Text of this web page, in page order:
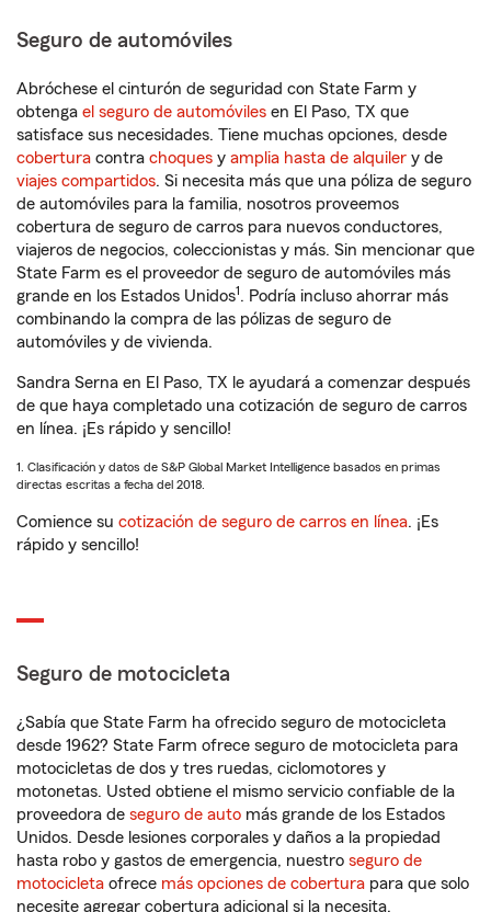
Seguro de automóviles
Abróchese el cinturón de seguridad con State Farm y
obtenga el seguro de automóviles en El Paso, TX que
satisface sus necesidades. Tiene muchas opciones, desde
cobertura contra choques y amplia hasta de alquiler y de
viajes compartidos. Si necesita más que una póliza de seguro
de automóviles para la familia, nosotros proveemos
cobertura de seguro de carros para nuevos conductores,
viajeros de negocios, coleccionistas y más. Sin mencionar que
State Farm es el proveedor de seguro de automóviles más
grande en los Estados Unidos1. Podría incluso ahorrar más
combinando la compra de las pólizas de seguro de
automóviles y de vivienda.
Sandra Serna en El Paso, TX le ayudará a comenzar después
de que haya completado una cotización de seguro de carros
en línea. ¡Es rápido y sencillo!
1. Clasificación y datos de S&P Global Market Intelligence basados en primas
directas escritas a fecha del 2018.
Comience su cotización de seguro de carros en línea. ¡Es
rápido y sencillo!
Seguro de motocicleta
¿Sabía que State Farm ha ofrecido seguro de motocicleta
desde 1962? State Farm ofrece seguro de motocicleta para
motocicletas de dos y tres ruedas, ciclomotores y
motonetas. Usted obtiene el mismo servicio confiable de la
proveedora de seguro de auto más grande de los Estados
Unidos. Desde lesiones corporales y daños a la propiedad
hasta robo y gastos de emergencia, nuestro seguro de
motocicleta ofrece más opciones de cobertura para que solo
necesite agregar cobertura adicional si la necesita.